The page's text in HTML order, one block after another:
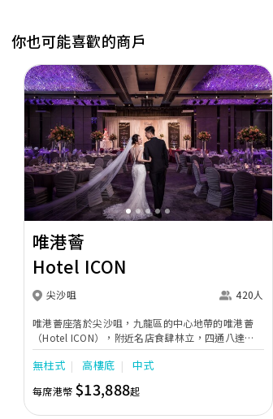
你也可能喜歡的商戶
Previous Next
唯港薈
Hotel ICON
尖沙咀 420人
唯港薈座落於尖沙咀，九龍區的中心地帶的唯港薈
（Hotel ICON），附近名店食肆林立，四通八達，
充分展現繁華鬧巿中的活力個性，成為一眾準新人舉
辦婚宴的熱門之選。專業團隊由策劃統籌至所有婚宴
每個細節，唯港薈都力臻完美，保證讓您留下獨特的
醉人回憶。 擁有時尚高樓頂的Silverbox宴會廳，配
置了全套先進的視聽影音及燈光設備配套，並採用極
無柱式 高樓底 中式
每席港幣 $13,888起